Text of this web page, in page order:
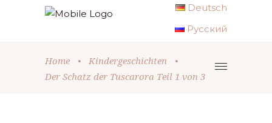
Deutsch
Русский
Home • Kindergeschichten
•
Der Schatz der Tuscarora Teil 1 von 3